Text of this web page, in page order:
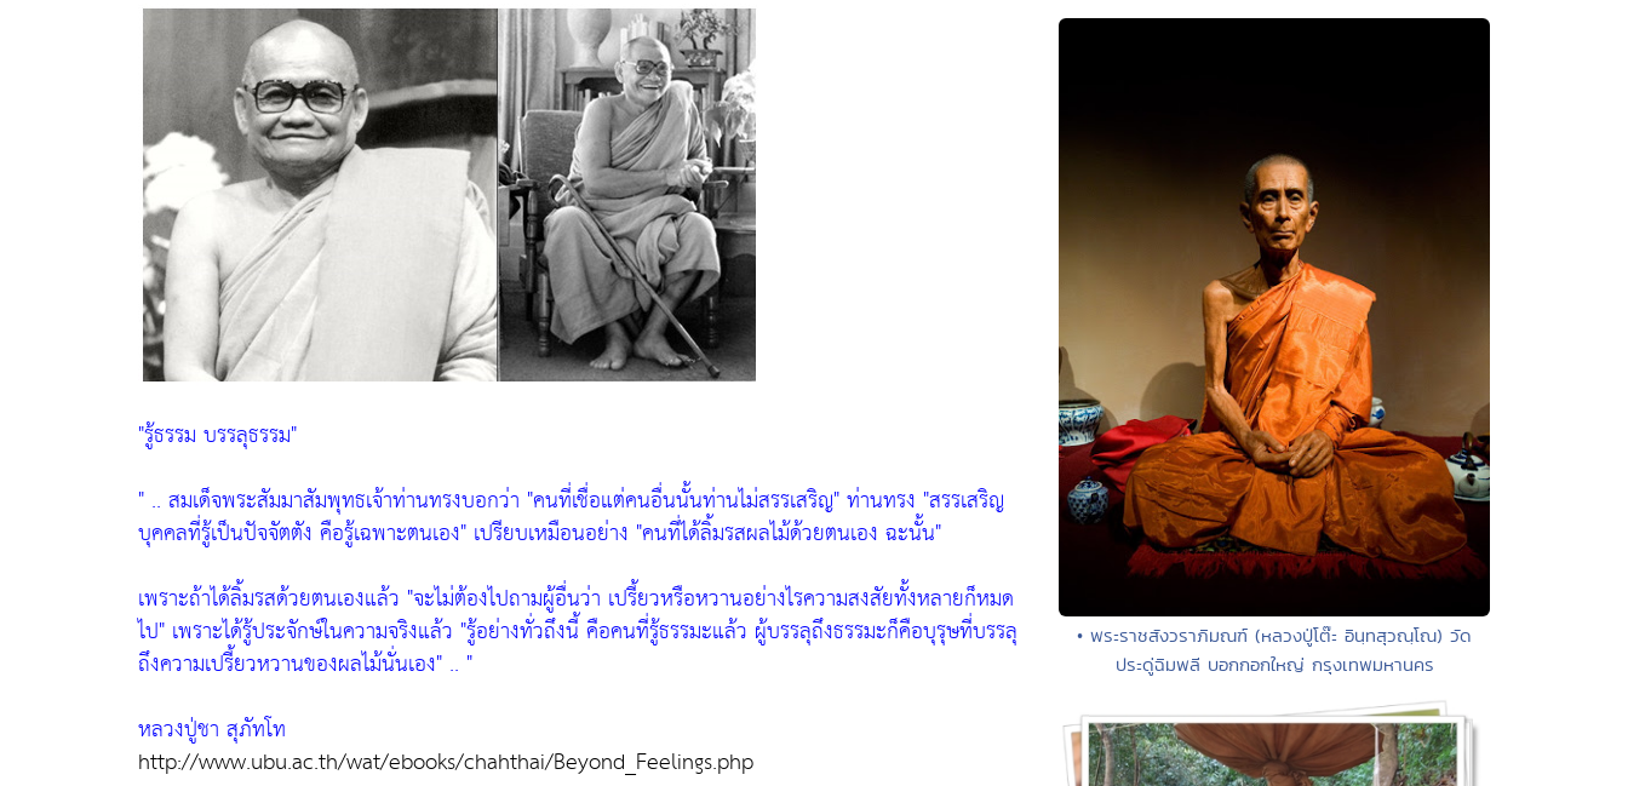
"รู้ธรรม บรรลุธรรม"
" .. สมเด็จพระสัมมาสัมพุทธเจ้าท่านทรงบอกว่า "คนที่เชื่อแต่คนอื่นนั้นท่านไม่สรรเสริญ"ท่านทรง "สรรเสริญ
บุคคลที่รู้เป็นปัจจัตตัง คือรู้เฉพาะตนเอง" เปรียบเหมือนอย่าง "คนที่ได้ลิ้มรสผลไม้ด้วยตนเอง ฉะนั้น"
เพราะถ้าได้ลิ้มรสด้วยตนเองแล้ว "จะไม่ต้องไปถามผู้อื่นว่า เปรี้ยวหรือหวานอย่างไรความสงสัยทั้งหลายก็หมด
ไป" เพราะได้รู้ประจักษ์ในความจริงแล้ว "รู้อย่างทั่วถึงนี้ คือคนที่รู้ธรรมะแล้ว ผู้บรรลุถึงธรรมะก็คือบุรุษที่บรรลุ
ถึงความเปรี้ยวหวานของผลไม้นั่นเอง" .. "
หลวงปู่ชา สุภัทโท
http://www.ubu.ac.th/wat/ebooks/chahthai/Beyond_Feelings.php
• พระราชสังวราภิมณฑ์ (หลวงปู่โต๊ะ อินฺทสุวณฺโณ) วัด
ประดู่ฉิมพลี บอกกอกใหญ่ กรุงเทพมหานคร